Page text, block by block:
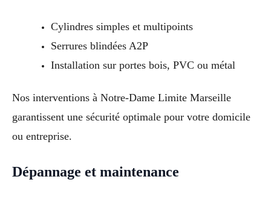
Cylindres simples et multipoints
Serrures blindées A2P
Installation sur portes bois, PVC ou métal
Nos interventions à Notre-Dame Limite Marseille
garantissent une sécurité optimale pour votre domicile
ou entreprise.
Dépannage et maintenance